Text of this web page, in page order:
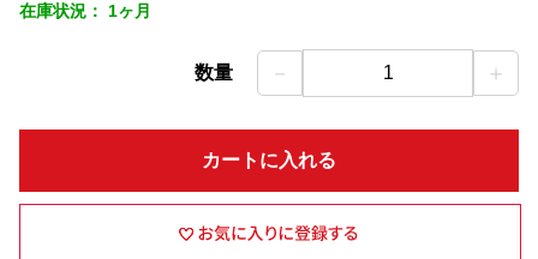
在庫状況： 1ヶ月
数量 － 1 ＋
カートに入れる